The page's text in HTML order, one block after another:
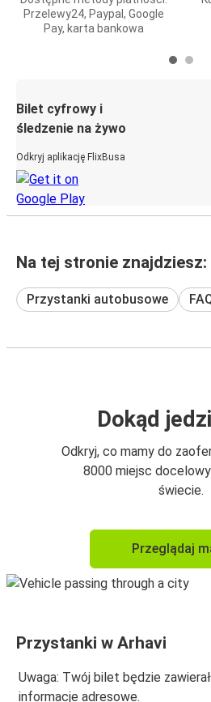
Przelewy24, Paypal, Google
Pay, karta bankowa
Bilet cyfrowy i
śledzenie na żywo
Odkryj aplikację FlixBusa
Na tej stronie znajdziesz:
Przystanki autobusowe
Dokąd
Odkryj, co mamy do
8000 miejsc
świecie.
Przeglądaj
Przystanki w Arhavi
Uwaga: Twój bilet będzie
informacje adresowe.